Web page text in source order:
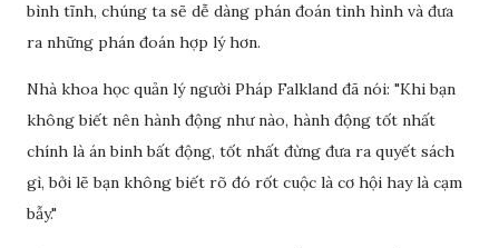
bình tĩnh, chúng ta sẽ dễ dàng phán đoán tình hình và đưa
ra những phán đoán hợp lý hơn.
Nhà khoa học quản lý người Pháp Falkland đã nói: "Khi bạn
không biết nên hành động như nào, hành động tốt nhất
chính là án binh bất động, tốt nhất đừng đưa ra quyết sách
gì, bởi lẽ bạn không biết rõ đó rốt cuộc là cơ hội hay là cạm
bẫy."